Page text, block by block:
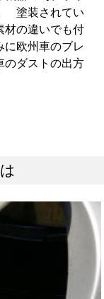
塗装されてい
材の違いでも付
欧州車のブレ
のダストの出方